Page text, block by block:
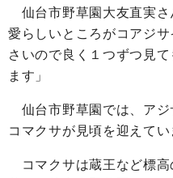
仙台市野草園大友直実さ
愛らしいところがコアジ
さいので良く１つずつ見
ます」
仙台市野草園では、アジ
コマクサが見頃を迎えてい
コマクサは蔵王など標高